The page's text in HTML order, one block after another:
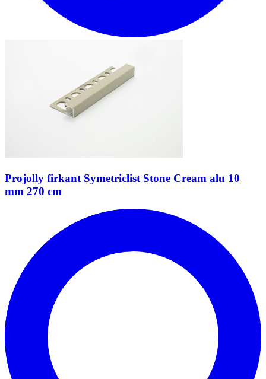
Projolly firkant Symetriclist Stone Cream alu 10
mm 270 cm